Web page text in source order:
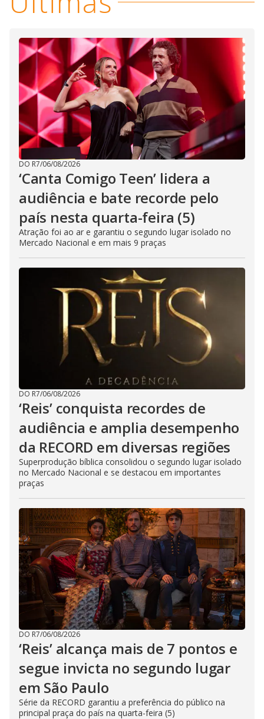
DO R7/06/08/2026
‘Canta Comigo Teen’ lidera a
audiência e bate recorde pelo
país nesta quarta-feira (5)
Atração foi ao ar e garantiu o segundo lugar isolado no
Mercado Nacional e em mais 9 praças
DO R7/06/08/2026
‘Reis’ conquista recordes de
audiência e amplia desempenho
da RECORD em diversas regiões
Superprodução bíblica consolidou o segundo lugar isolado
no Mercado Nacional e se destacou em importantes
praças
DO R7/06/08/2026
‘Reis’ alcança mais de 7 pontos e
segue invicta no segundo lugar
em São Paulo
Série da RECORD garantiu a preferência do público na
principal praça do país na quarta-feira (5)